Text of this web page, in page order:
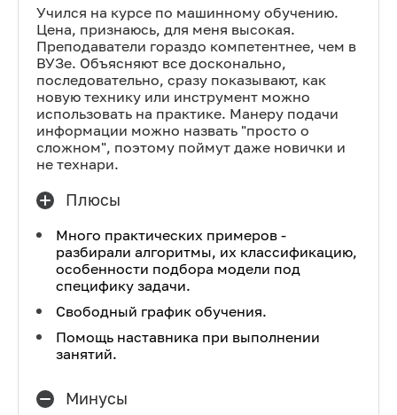
Учился на курсе по машинному обучению.
Цена, признаюсь, для меня высокая.
Преподаватели гораздо компетентнее, чем в
ВУЗе. Объясняют все досконально,
последовательно, сразу показывают, как
новую технику или инструмент можно
использовать на практике. Манеру подачи
информации можно назвать "просто о
сложном", поэтому поймут даже новички и
не технари.
Плюсы
Много практических примеров -
разбирали алгоритмы, их классификацию,
особенности подбора модели под
специфику задачи.
Свободный график обучения.
Помощь наставника при выполнении
занятий.
Минусы